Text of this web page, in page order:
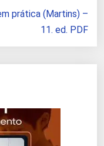
prática (Martins) –
11. ed. PDF